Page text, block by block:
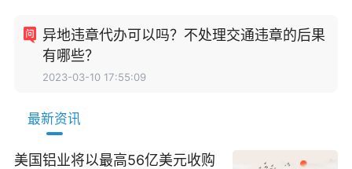
异地违章代办可以吗？不处理交通违章的后果
有哪些？
2023-03-10 17:55:09
最新资讯
美国铝业将以最高56亿美元收购